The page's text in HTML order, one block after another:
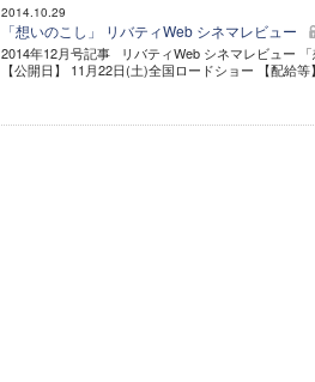
2014.10.29
「想いのこし」 リバティWeb シネマレビュー
2014年12月号記事 リバティWeb シネマレビュー
【公開日】 11月22日(土)全国ロードショー 【配給